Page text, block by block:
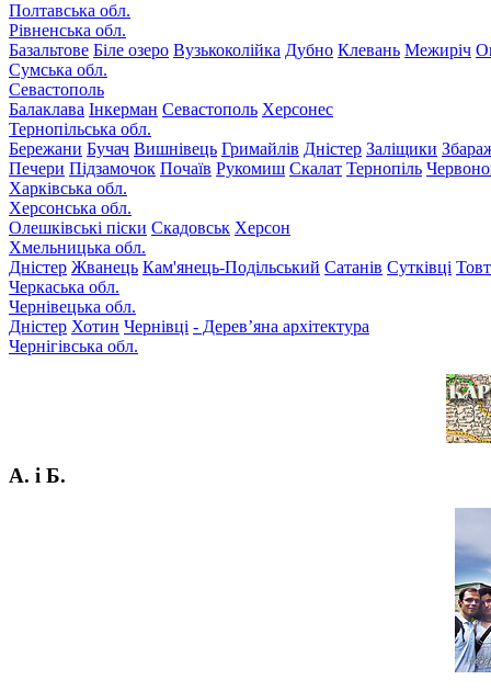
Полтавська обл.
Рівненська обл.
Базальтове Біле озеро Вузькоколійка Дубно Клевань Межиріч
Сумська обл.
Севастополь
Балаклава Інкерман Севастополь Херсонес
Тернопільська обл.
Бережани Бучач Вишнівець Гримайлів Дністер Заліщики
Печери Підзамочок Почаїв Рукомиш Скалат Тернопіль
Харківська обл.
Херсонська обл.
Олешківські піски Скадовськ Херсон
Хмельницька обл.
Дністер Жванець Кам'янець-Подільський Сатанів Сутківці
Черкаська обл.
Чернівецька обл.
Дністер Хотин Чернівці - Дерев’яна архітектура
Чернігівська обл.
А. і Б.